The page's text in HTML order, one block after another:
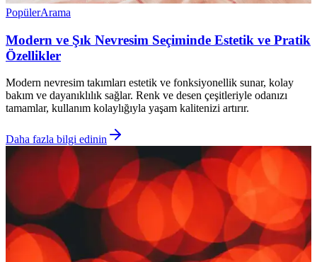
PopülerArama
Modern ve Şık Nevresim Seçiminde Estetik ve Pratik
Özellikler
Modern nevresim takımları estetik ve fonksiyonellik sunar, kolay
bakım ve dayanıklılık sağlar. Renk ve desen çeşitleriyle odanızı
tamamlar, kullanım kolaylığıyla yaşam kalitenizi artırır.
Daha fazla bilgi edinin